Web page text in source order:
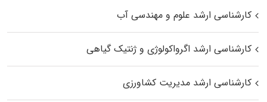
کارشناسی ارشد علوم و مهندسی آب
کارشناسی ارشد اگرواکولوژی و ژنتیک گیاهی
کارشناسی ارشد مدیریت کشاورزی